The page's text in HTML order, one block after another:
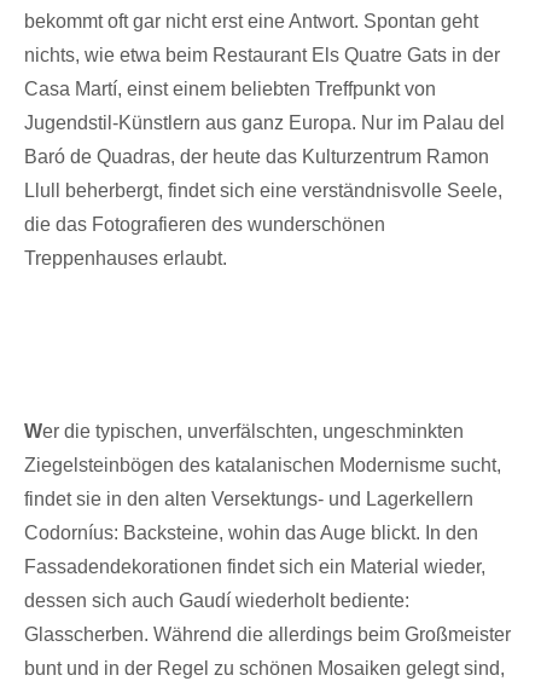
bekommt oft gar nicht erst eine Antwort. Spontan geht
nichts, wie etwa beim Restaurant Els Quatre Gats in der
Casa Martí, einst einem beliebten Treffpunkt von
Jugendstil-Künstlern aus ganz Europa. Nur im Palau del
Baró de Quadras, der heute das Kulturzentrum Ramon
Llull beherbergt, findet sich eine verständnisvolle Seele,
die das Fotografieren des wunderschönen
Treppenhauses erlaubt.
Wer die typischen, unverfälschten, ungeschminkten
Ziegelsteinbögen des katalanischen Modernisme sucht,
findet sie in den alten Versektungs- und Lagerkellern
Codorníus: Backsteine, wohin das Auge blickt. In den
Fassadendekorationen findet sich ein Material wieder,
dessen sich auch Gaudí wiederholt bediente:
Glasscherben. Während die allerdings beim Großmeister
bunt und in der Regel zu schönen Mosaiken gelegt sind,